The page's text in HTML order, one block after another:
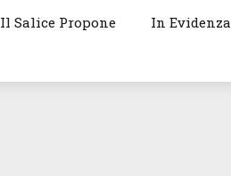
Il Salice Propone In Evidenza